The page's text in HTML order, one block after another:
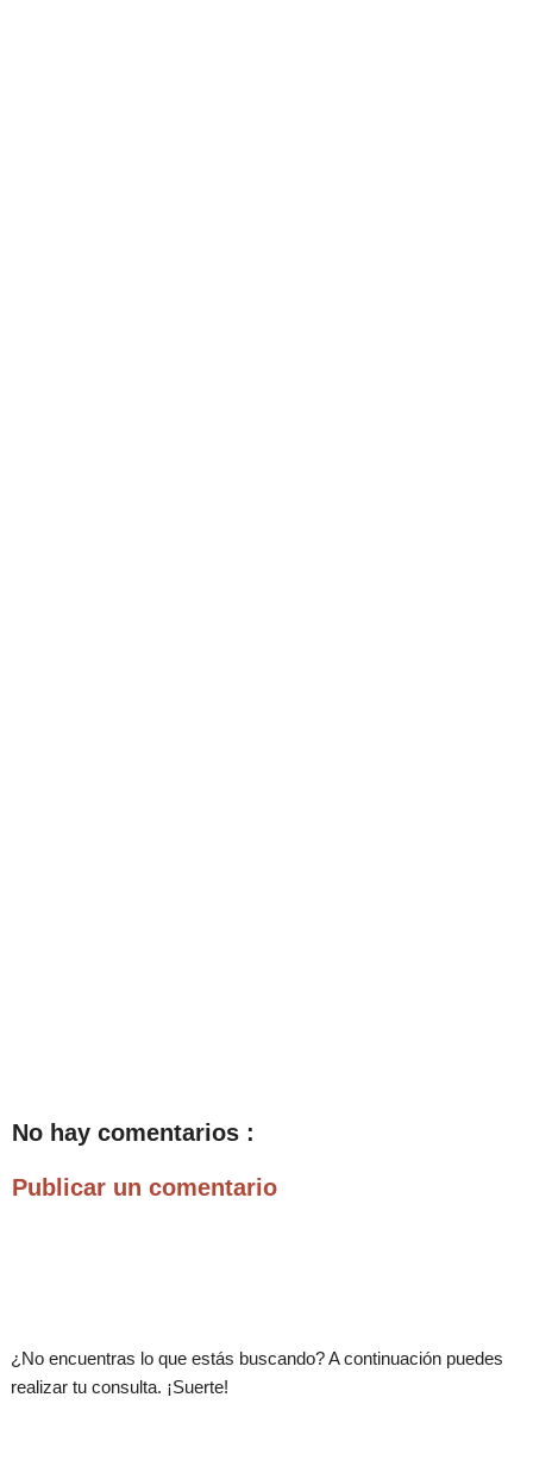
No hay comentarios :
Publicar un comentario
¿No encuentras lo que estás buscando? A continuación puedes
realizar tu consulta. ¡Suerte!